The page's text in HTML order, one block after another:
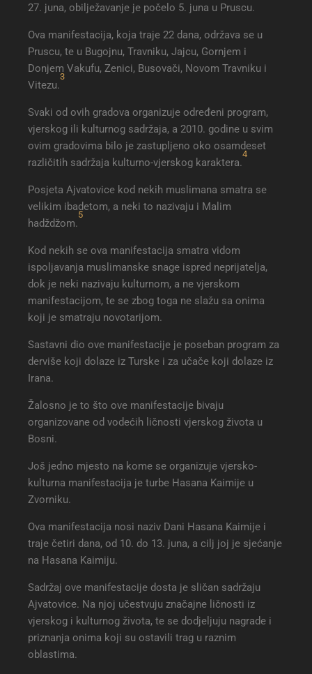
27. juna, obilježavanje je počelo 5. juna u Pruscu.
Ova manifestacija, koja traje 22 dana, održava se u
Pruscu, te u Bugojnu, Travniku, Jajcu, Gornjem i
Donjem Vakufu, Zenici, Busovači, Novom Travniku i
Vitezu.
3
Svaki od ovih gradova organizuje određeni program,
vjerskog ili kulturnog sadržaja, a 2010. godine u svim
ovim gradovima bilo je zastupljeno oko osamdeset
različitih sadržaja kulturno-vjerskog karaktera.
4
Posjeta Ajvatovice kod nekih muslimana smatra se
velikim ibadetom, a neki to nazivaju i Malim
hadždžom.
5
Kod nekih se ova manifestacija smatra vidom
ispoljavanja muslimanske snage ispred neprijatelja,
dok je neki nazivaju kulturnom, a ne vjerskom
manifestacijom, te se zbog toga ne slažu sa onima
koji je smatraju novotarijom.
Sastavni dio ove manifestacije je poseban program za
derviše koji dolaze iz Turske i za učače koji dolaze iz
Irana.
Žalosno je to što ove manifestacije bivaju
organizovane od vodećih ličnosti vjerskog života u
Bosni.
Još jedno mjesto na kome se organizuje vjersko-
kulturna manifestacija je turbe Hasana Kaimije u
Zvorniku.
Ova manifestacija nosi naziv Dani Hasana Kaimije i
traje četiri dana, od 10. do 13. juna, a cilj joj je sjećanje
na Hasana Kaimiju.
Sadržaj ove manifestacije dosta je sličan sadržaju
Ajvatovice. Na njoj učestvuju značajne ličnosti iz
vjerskog i kulturnog života, te se dodjeljuju nagrade i
priznanja onima koji su ostavili trag u raznim
oblastima.